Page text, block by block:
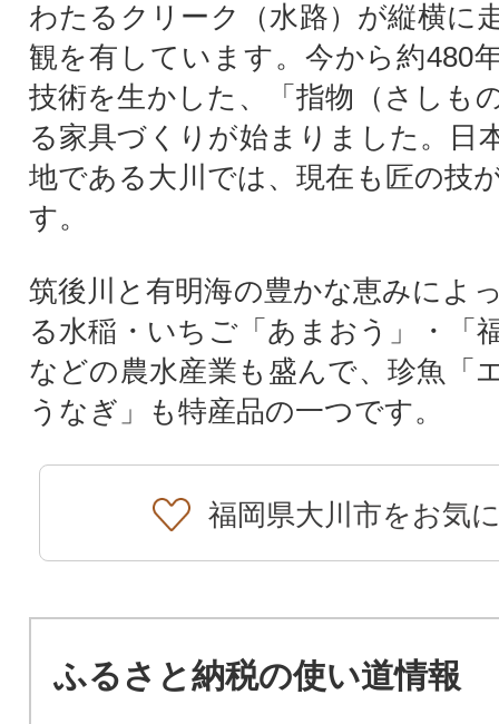
わたるクリーク（水路）が縦横に
観を有しています。今から約480
技術を生かした、「指物（さしも
る家具づくりが始まりました。日
地である大川では、現在も匠の技
す。
筑後川と有明海の豊かな恵みによ
る水稲・いちご「あまおう」・「
などの農水産業も盛んで、珍魚「
うなぎ」も特産品の一つです。
福岡県大川市をお気
ふるさと納税の使い道情報